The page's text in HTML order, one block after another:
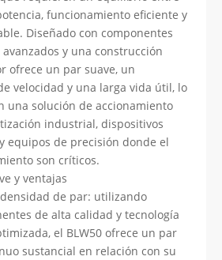
funcionamiento eficiente y
Diseñado con componentes
y una construcción
ofrece un par suave, un
velocidad y una larga vida útil, lo
una solución de accionamiento
industrial, dispositivos
equipos de precisión donde el
son críticos.
y ventajas
de par: utilizando
de alta calidad y tecnología
el BLW50 ofrece un par
sustancial en relación con su